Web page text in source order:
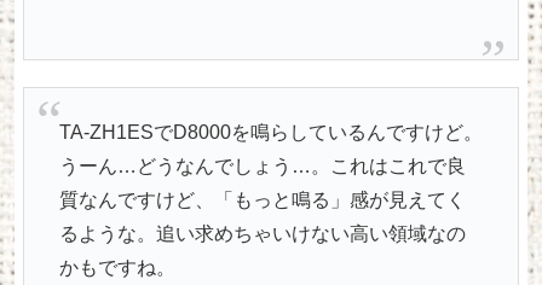
TA-ZH1ESでD8000を鳴らしているんですけど。
うーん…どうなんでしょう…。これはこれで良
質なんですけど、「もっと鳴る」感が見えてく
るような。追い求めちゃいけない高い領域なの
かもですね。